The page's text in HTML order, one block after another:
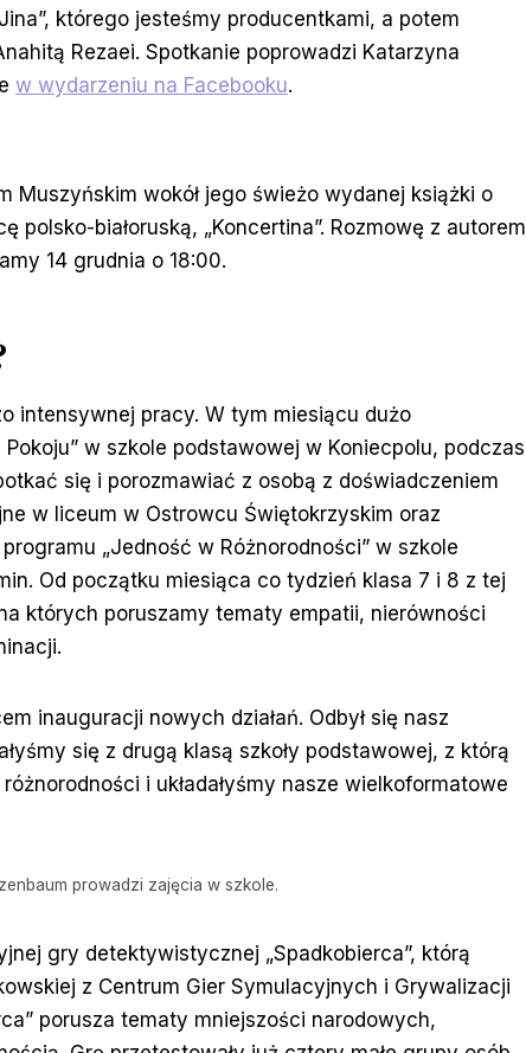
którego jesteśmy producentkami, a potem
Rezaei. Spotkanie poprowadzi Katarzyna
w wydarzeniu na Facebooku.
Muszyńskim wokół jego świeżo wydanej książki o
polsko-białoruską, „Koncertina”. Rozmowę z autorem
14 grudnia o 18:00.
intensywnej pracy. W tym miesiącu dużo
Pokoju” w szkole podstawowej w Koniecpolu, podczas
się i porozmawiać z osobą z doświadczeniem
w liceum w Ostrowcu Świętokrzyskim oraz
„Jedność w Różnorodności” w szkole
Od początku miesiąca co tydzień klasa 7 i 8 z tej
których poruszamy tematy empatii, nierówności
inauguracji nowych działań. Odbył się nasz
się z drugą klasą szkoły podstawowej, z którą
i układałyśmy nasze wielkoformatowe
prowadzi zajęcia w szkole.
gry detektywistycznej „Spadkobierca”, którą
z Centrum Gier Symulacyjnych i Grywalizacji
porusza tematy mniejszości narodowych,